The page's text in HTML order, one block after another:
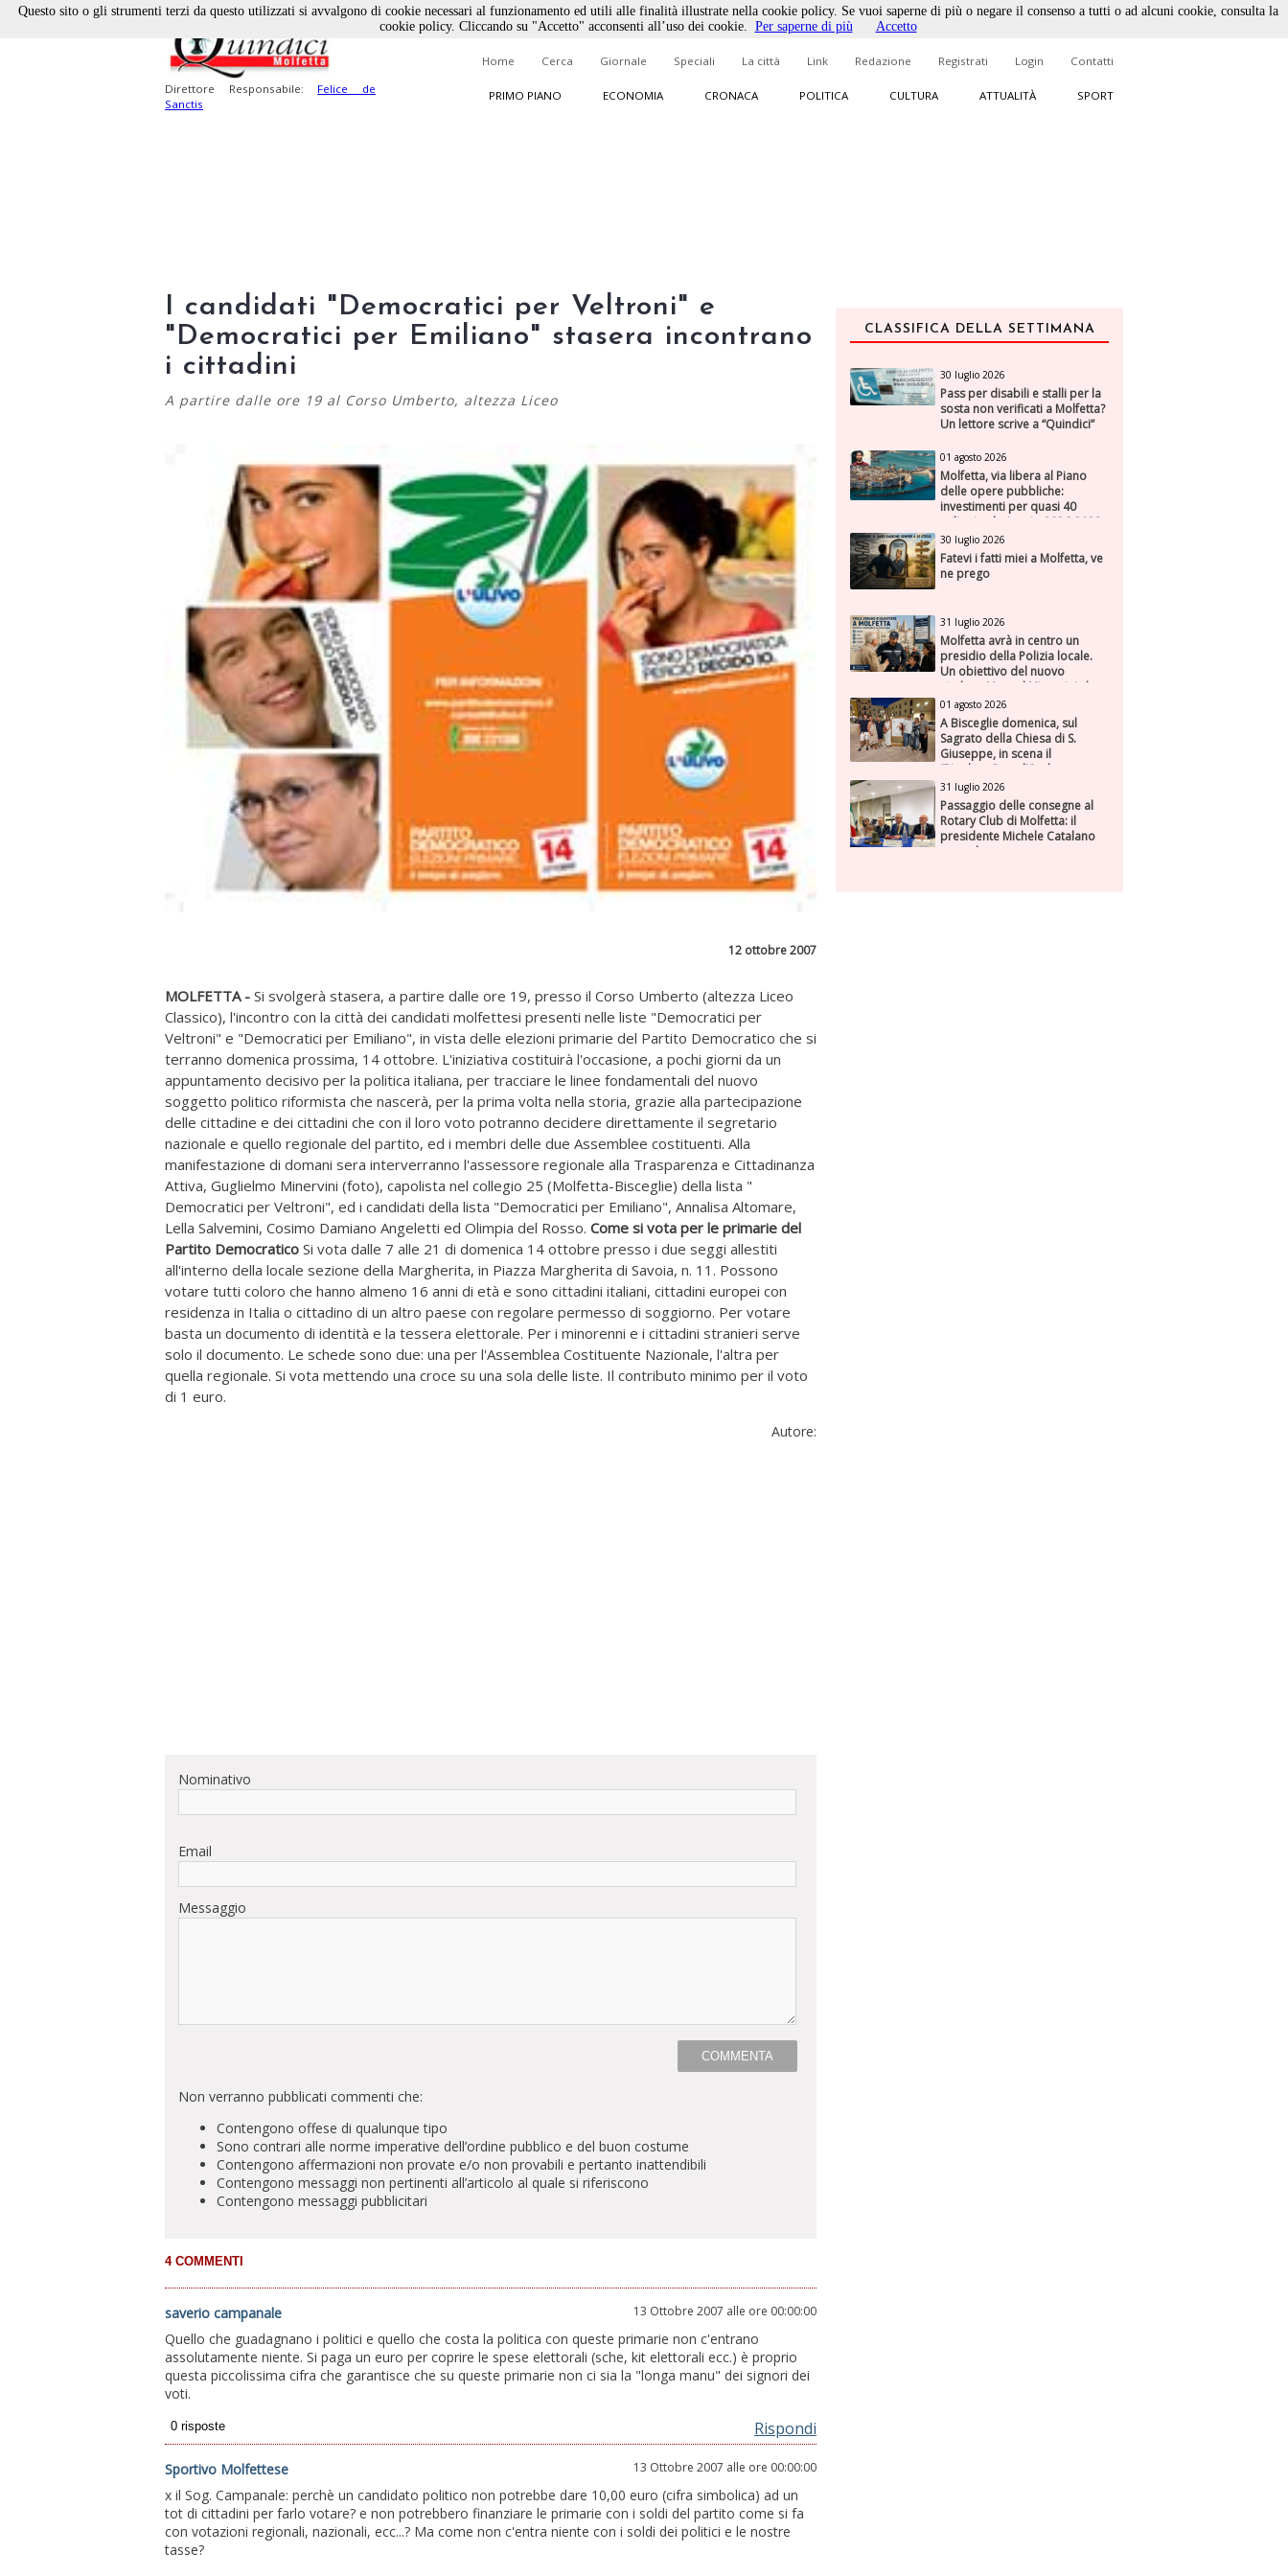
Direttore Responsabile: Felice de
Sanctis
Home Cerca Giornale Speciali La città Link Redazione Registrati Login Contatti
PRIMO PIANO ECONOMIA CRONACA POLITICA CULTURA ATTUALITÀ SPORT
I candidati "Democratici per Veltroni" e
"Democratici per Emiliano" stasera incontrano
i cittadini
A partire dalle ore 19 al Corso Umberto, altezza Liceo
12 ottobre 2007
MOLFETTA - Si svolgerà stasera, a partire dalle ore 19, presso il Corso Umberto (altezza Liceo
Classico), l'incontro con la città dei candidati molfettesi presenti nelle liste "Democratici per
Veltroni" e "Democratici per Emiliano", in vista delle elezioni primarie del Partito Democratico che si
terranno domenica prossima, 14 ottobre. L'iniziativa costituirà l'occasione, a pochi giorni da un
appuntamento decisivo per la politica italiana, per tracciare le linee fondamentali del nuovo
soggetto politico riformista che nascerà, per la prima volta nella storia, grazie alla partecipazione
delle cittadine e dei cittadini che con il loro voto potranno decidere direttamente il segretario
nazionale e quello regionale del partito, ed i membri delle due Assemblee costituenti. Alla
manifestazione di domani sera interverranno l'assessore regionale alla Trasparenza e Cittadinanza
Attiva, Guglielmo Minervini (foto), capolista nel collegio 25 (Molfetta-Bisceglie) della lista "
Democratici per Veltroni", ed i candidati della lista "Democratici per Emiliano", Annalisa Altomare,
Lella Salvemini, Cosimo Damiano Angeletti ed Olimpia del Rosso. Come si vota per le primarie del
Partito Democratico Si vota dalle 7 alle 21 di domenica 14 ottobre presso i due seggi allestiti
all'interno della locale sezione della Margherita, in Piazza Margherita di Savoia, n. 11. Possono
votare tutti coloro che hanno almeno 16 anni di età e sono cittadini italiani, cittadini europei con
residenza in Italia o cittadino di un altro paese con regolare permesso di soggiorno. Per votare
basta un documento di identità e la tessera elettorale. Per i minorenni e i cittadini stranieri serve
solo il documento. Le schede sono due: una per l'Assemblea Costituente Nazionale, l'altra per
quella regionale. Si vota mettendo una croce su una sola delle liste. Il contributo minimo per il voto
di 1 euro.
Autore:
Nominativo
Email
Messaggio
Non verranno pubblicati commenti che:
Contengono offese di qualunque tipo
Sono contrari alle norme imperative dell’ordine pubblico e del buon costume
Contengono affermazioni non provate e/o non provabili e pertanto inattendibili
Contengono messaggi non pertinenti all’articolo al quale si riferiscono
Contengono messaggi pubblicitari
saverio campanale 13 Ottobre 2007 alle ore 00:00:00
Quello che guadagnano i politici e quello che costa la politica con queste primarie non c'entrano
assolutamente niente. Si paga un euro per coprire le spese elettorali (sche, kit elettorali ecc.) è proprio
questa piccolissima cifra che garantisce che su queste primarie non ci sia la "longa manu" dei signori dei
voti.
Rispondi
Sportivo Molfettese 13 Ottobre 2007 alle ore 00:00:00
x il Sog. Campanale: perchè un candidato politico non potrebbe dare 10,00 euro (cifra simbolica) ad un
tot di cittadini per farlo votare? e non potrebbero finanziare le primarie con i soldi del partito come si fa
con votazioni regionali, nazionali, ecc...? Ma come non c'entra niente con i soldi dei politici e le nostre
tasse?
CLASSIFICA DELLA SETTIMANA
30 luglio 2026
Pass per disabili e stalli per la
sosta non verificati a Molfetta?
Un lettore scrive a “Quindici”
01 agosto 2026
Molfetta, via libera al Piano
delle opere pubbliche:
investimenti per quasi 40
milioni nel triennio 2026-2028
30 luglio 2026
Fatevi i fatti miei a Molfetta, ve
ne prego
31 luglio 2026
Molfetta avrà in centro un
presidio della Polizia locale.
Un obiettivo del nuovo
sindaco Manuel Minervini che
diviene realtà, con la speranza
di maggiore efficienza e
presenza sul territorio
01 agosto 2026
A Bisceglie domenica, sul
Sagrato della Chiesa di S.
Giuseppe, in scena il
“Rigoletto” con l’Orchestra
Sinfonica Federiciana
31 luglio 2026
Passaggio delle consegne al
Rotary Club di Molfetta: il
presidente Michele Catalano
succede a se stesso
Questo sito o gli strumenti terzi da questo utilizzati si avvalgono di cookie necessari al funzionamento ed utili alle finalità illustrate nella cookie policy. Se vuoi saperne di più o negare il consenso a tutti o ad alcuni cookie, consulta la
cookie policy. Cliccando su "Accetto" acconsenti all’uso dei cookie. Per saperne di più Accetto